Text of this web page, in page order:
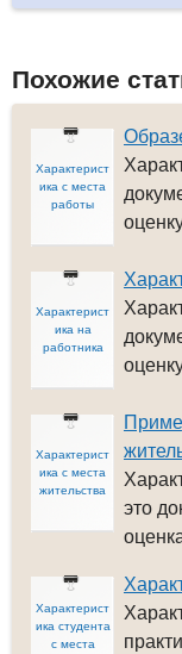
Похожие
Характерист
ика с места
работы
Характерист
ика на
работника
Характерист
ика с места
жительства
это
Характерист
ика студента
с места